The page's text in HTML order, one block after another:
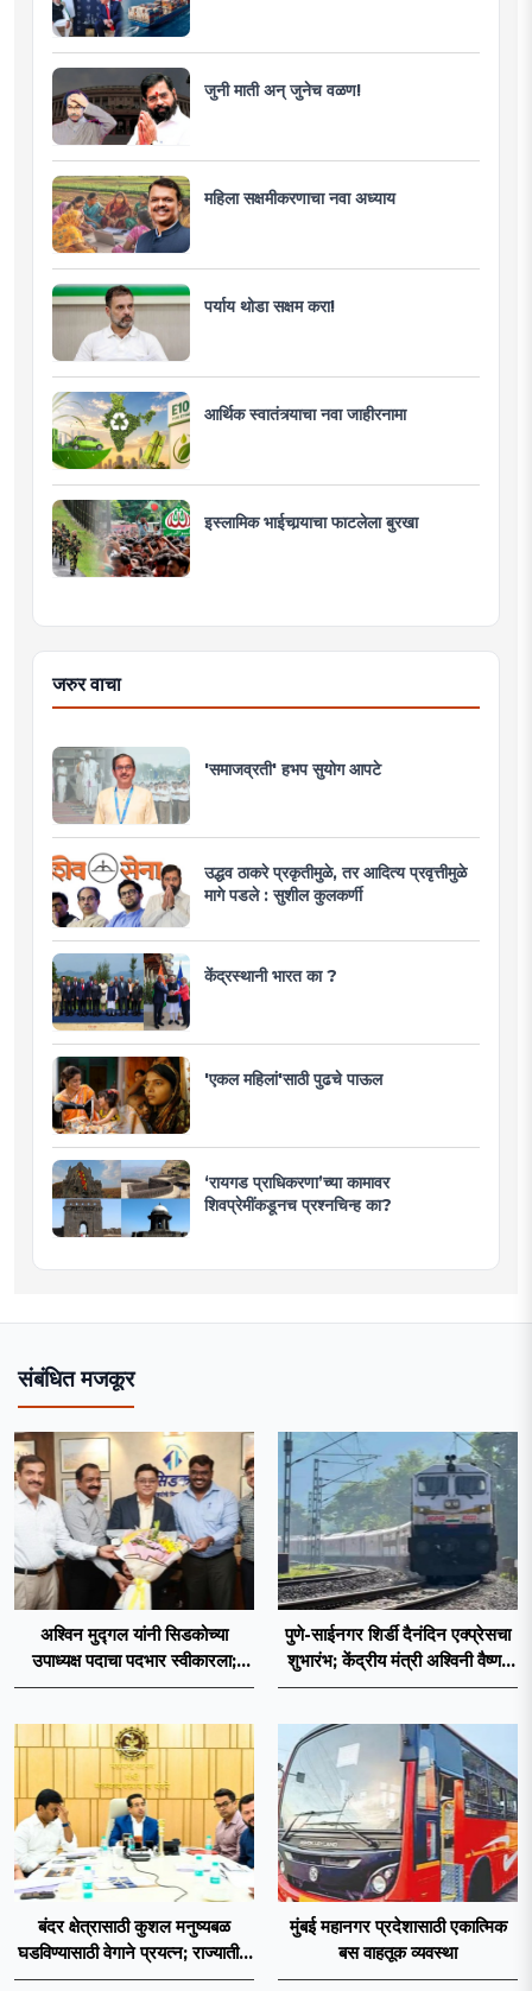
जुनी माती अन् जुनेच वळण!
महिला सक्षमीकरणाचा नवा अध्याय
पर्याय थोडा सक्षम करा!
आर्थिक स्वातंत्र्याचा नवा जाहीरनामा
इस्लामिक भाईचार्‍याचा फाटलेला बुरखा
जरुर वाचा
'समाजव्रती' हभप सुयोग आपटे
उद्धव ठाकरे प्रकृतीमुळे, तर आदित्य प्रवृत्तीमुळे
मागे पडले : सुशील कुलकर्णी
केंद्रस्थानी भारत का ?
'एकल महिलां'साठी पुढचे पाऊल
‘रायगड प्राधिकरणा’च्या कामावर
शिवप्रेमींकडूनच प्रश्नचिन्ह का?
संबंधित मजकूर
अश्विन मुद्गल यांनी सिडकोच्या
उपाध्यक्ष पदाचा पदभार स्वीकारला;
प्रकल्प वेळेत पूर्ण करण्यास प्राधान्य
पुणे-साईनगर शिर्डी दैनंदिन एक्प्रेसचा
शुभारंभ; केंद्रीय मंत्री अश्विनी वैष्णव
दाखवणार हिरवा झेंडा
बंदर क्षेत्रासाठी कुशल मनुष्यबळ
घडविण्यासाठी वेगाने प्रयत्न; राज्यातील
सहा आयटीआयमध्ये विशेष अभ्यासक्रम
मुंबई महानगर प्रदेशासाठी एकात्मिक
बस वाहतूक व्यवस्था